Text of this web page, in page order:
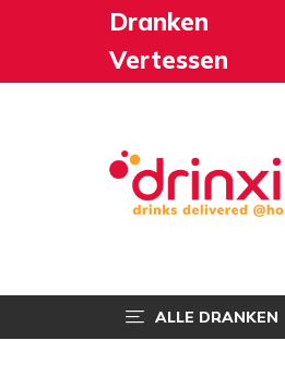
Dranken
Vertessen
ALLE DRANKEN